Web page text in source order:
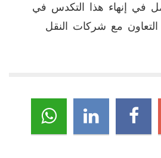
في إنهاء هذا التكدس في
مع شركات النقل